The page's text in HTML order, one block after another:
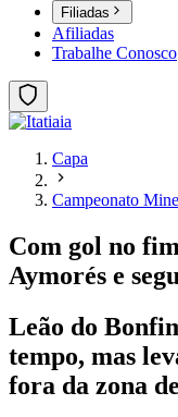
Filiadas
Afiliadas
Trabalhe Conosco
Capa
Campeonato
Com gol no
Aymorés e
Leão do
tempo, mas
fora da zona